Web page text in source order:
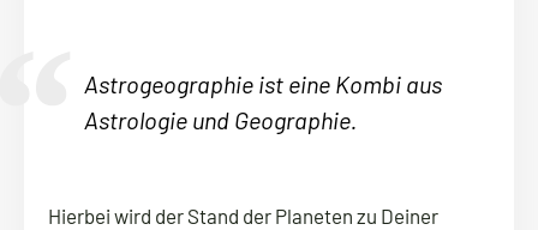
Astrogeographie ist eine Kombi aus
Astrologie und Geographie.
Hierbei wird der Stand der Planeten zu Deiner